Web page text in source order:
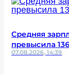
Средняя
превысила
07.08.2026, 14:39